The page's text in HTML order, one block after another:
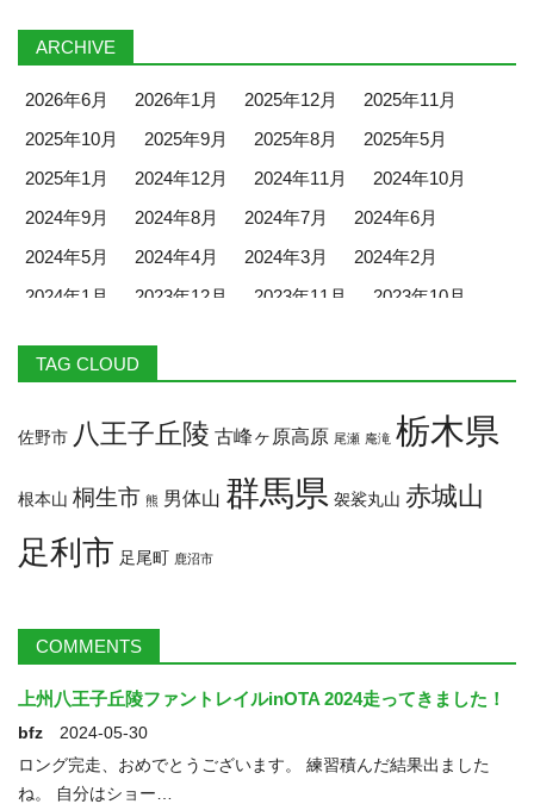
ARCHIVE
2026年6月 2026年1月 2025年12月
2025年11月
2025年10月
2025年9月 2025年8月
2025年5月
2025年1月
2024年12月 2024年11月
2024年10月
2024年9月
2024年8月 2024年7月
2024年6月
2024年5月
2024年4月 2024年3月
2024年2月
2024年1月
2023年12月 2023年11月
2023年10月
2023年5月
2023年4月
2022年10月
2022年9月
2022年8月
TAG CLOUD
佐野市 八王子丘陵 古峰ヶ原高原 尾瀬 庵滝 栃木県
根本山 桐生市 熊 男体山 群馬県 袈裟丸山 赤城山
足利市 足尾町 鹿沼市
COMMENTS
上州八王子丘陵ファントレイルinOTA 2024走ってきました！
bfz
2024-05-30
ロング完走、おめでとうございます。 練習積んだ結果出ました
ね。 自分はショー…